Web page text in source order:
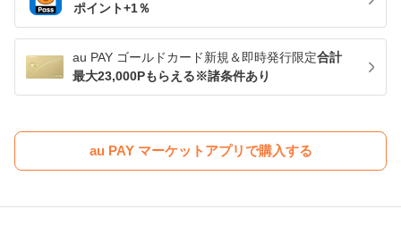
ポイント+1％
au PAY ゴールドカード新規＆即時発行限定合計
最大23,000Pもらえる※諸条件あり
au PAY マーケットアプリで購入する